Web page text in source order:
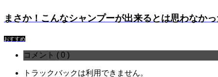
まさか！こんなシャンプーが出来るとは思わなか
おすすめ
コメント ( 0 )
トラックバックは利用できません。